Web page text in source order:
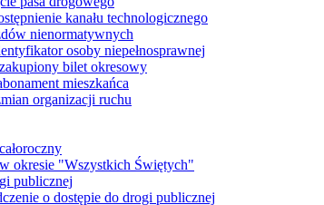
kanału technologicznego
nienormatywnych
osoby niepełnosprawnej
bilet okresowy
mieszkańca
organizacji ruchu
okresie "Wszystkich Świętych"
publicznej
o dostępie do drogi publicznej